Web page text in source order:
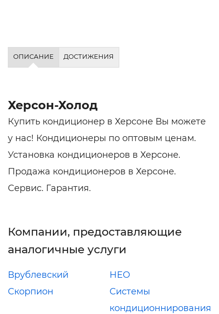
ОПИСАНИЕ ДОСТИЖЕНИЯ
Херсон-Холод
Купить кондиционер в Херсоне Вы можете
у нас! Кондиционеры по оптовым ценам.
Установка кондиционеров в Херсоне.
Продажа кондиционеров в Херсоне.
Сервис. Гарантия.
Компании, предоставляющие
аналогичные услуги
Врублевский
НЕО
Скорпион
Системы
кондиционнирования